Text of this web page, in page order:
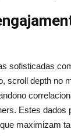
sofisticadas
scroll depth no
Estes dados
maximizam